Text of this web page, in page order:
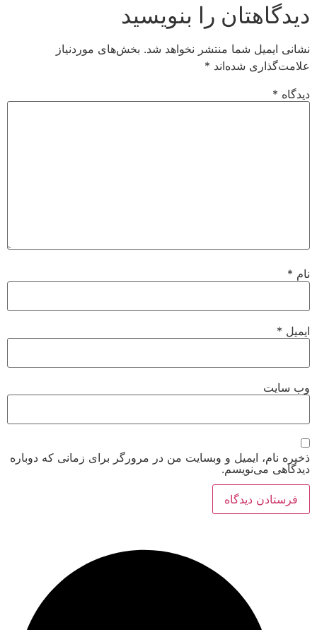
را بنویسید
شما منتشر نخواهد شد. بخش‌های موردنیاز
شده‌اند*
ایمیل و وبسایت من در مرورگر برای زمانی که دوباره
می‌نویسم.